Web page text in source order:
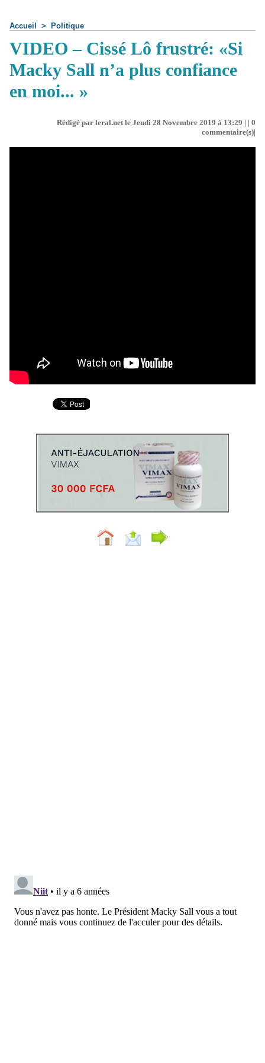
Accueil > Politique
VIDEO – Cissé Lô frustré: «Si
Macky Sall n’a plus confiance
en moi... »
Rédigé par leral.net le Jeudi 28 Novembre 2019 à 13:29 | | 0
commentaire(s)|